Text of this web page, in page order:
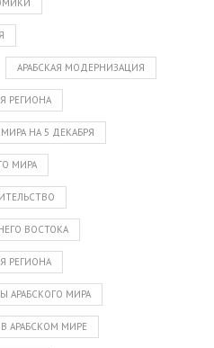
АРАБСКАЯ МОДЕРНИЗАЦИЯ
РЕГИОНА
НА 5 ДЕКАБРЯ
МИРА
ВОСТОКА
РЕГИОНА
АРАБСКОГО МИРА
АРАБСКОМ МИРЕ